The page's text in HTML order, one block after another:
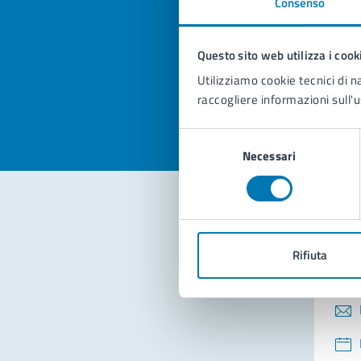
Questo sito web utilizza i
Utilizziamo cookie tecnici di
raccogliere informazioni
consenso
Necessari
Rifiuta